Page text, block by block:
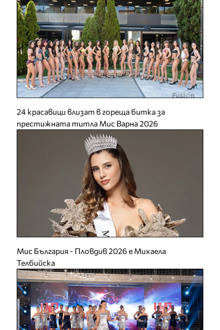
24 красавици влизат в гореща битка за
престижната титла Мис Варна 2026
Мис България - Пловдив 2026 е Михаела
Телбийска